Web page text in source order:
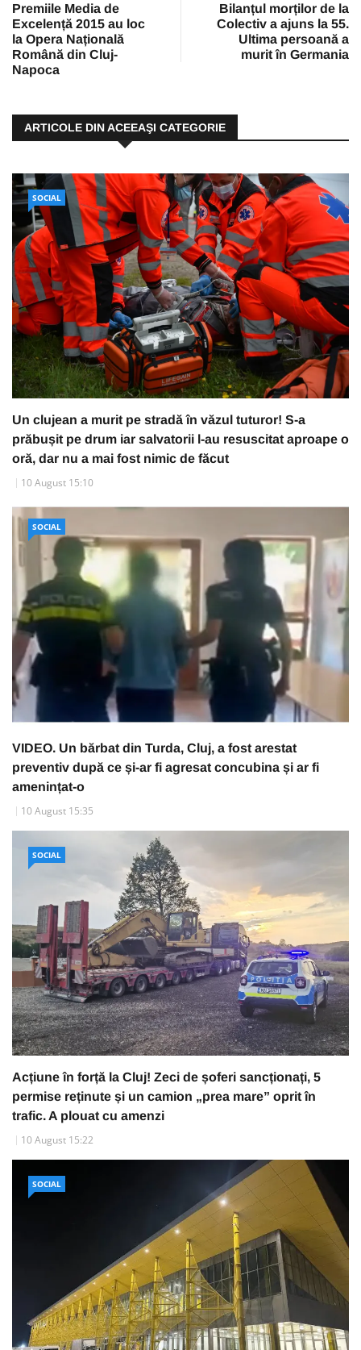
Premiile Media de
Excelență 2015 au loc
la Opera Națională
Română din Cluj-
Napoca
Bilanțul morților de la
Colectiv a ajuns la 55.
Ultima persoană a
murit în Germania
ARTICOLE DIN ACEEAŞI CATEGORIE
SOCIAL
Un clujean a murit pe stradă în văzul tuturor! S-a
prăbușit pe drum iar salvatorii l-au resuscitat aproape o
oră, dar nu a mai fost nimic de făcut
10 August 15:10
SOCIAL
VIDEO. Un bărbat din Turda, Cluj, a fost arestat
preventiv după ce și-ar fi agresat concubina și ar fi
amenințat-o
10 August 15:35
SOCIAL
Acțiune în forță la Cluj! Zeci de șoferi sancționați, 5
permise reținute și un camion „prea mare” oprit în
trafic. A plouat cu amenzi
10 August 15:22
SOCIAL